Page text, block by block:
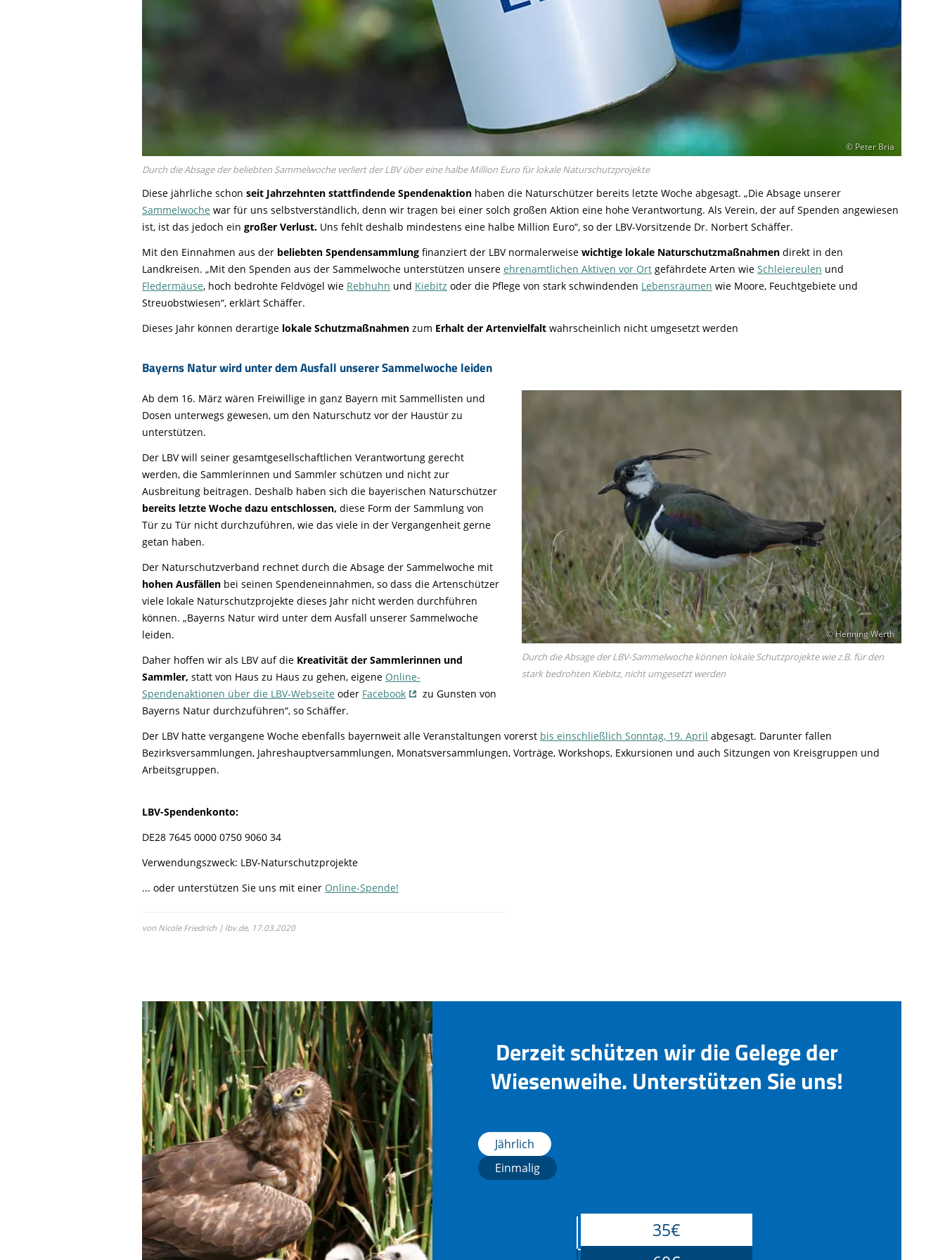
© Peter Bria
Durch die Absage der beliebten Sammelwoche verliert der LBV über eine halbe Million Euro für lokale Naturschutzprojekte
Diese jährliche schon seit Jahrzehnten stattfindende Spendenaktion haben die Naturschützer bereits letzte Woche abgesagt. „Die Absage unserer
Sammelwoche war für uns selbstverständlich, denn wir tragen bei einer solch großen Aktion eine hohe Verantwortung. Als Verein, der auf Spenden angewiesen
ist, ist das jedoch ein großer Verlust. Uns fehlt deshalb mindestens eine halbe Million Euro“, so der LBV-Vorsitzende Dr. Norbert Schäffer.
Mit den Einnahmen aus der beliebten Spendensammlung finanziert der LBV normalerweise wichtige lokale Naturschutzmaßnahmen direkt in den
Landkreisen. „Mit den Spenden aus der Sammelwoche unterstützen unsere ehrenamtlichen Aktiven vor Ort gefährdete Arten wie Schleiereulen und
Fledermäuse, hoch bedrohte Feldvögel wie Rebhuhn und Kiebitz oder die Pflege von stark schwindenden Lebensräumen wie Moore, Feuchtgebiete und
Streuobstwiesen“, erklärt Schäffer.
Dieses Jahr können derartige lokale Schutzmaßnahmen zum Erhalt der Artenvielfalt wahrscheinlich nicht umgesetzt werden
Bayerns Natur wird unter dem Ausfall unserer Sammelwoche leiden
© Henning Werth
Durch die Absage der LBV-Sammelwoche können lokale Schutzprojekte wie z.B. für den
stark bedrohten Kiebitz, nicht umgesetzt werden
Ab dem 16. März wären Freiwillige in ganz Bayern mit Sammellisten und
Dosen unterwegs gewesen, um den Naturschutz vor der Haustür zu
unterstützen.
Der LBV will seiner gesamtgesellschaftlichen Verantwortung gerecht
werden, die Sammlerinnen und Sammler schützen und nicht zur
Ausbreitung beitragen. Deshalb haben sich die bayerischen Naturschützer
bereits letzte Woche dazu entschlossen, diese Form der Sammlung von
Tür zu Tür nicht durchzuführen, wie das viele in der Vergangenheit gerne
getan haben.
Der Naturschutzverband rechnet durch die Absage der Sammelwoche mit
hohen Ausfällen bei seinen Spendeneinnahmen, so dass die Artenschützer
viele lokale Naturschutzprojekte dieses Jahr nicht werden durchführen
können. „Bayerns Natur wird unter dem Ausfall unserer Sammelwoche
leiden.
Daher hoffen wir als LBV auf die Kreativität der Sammlerinnen und
Sammler, statt von Haus zu Haus zu gehen, eigene Online-
Spendenaktionen über die LBV-Webseite oder Facebook
zu Gunsten von
Bayerns Natur durchzuführen“, so Schäffer.
Der LBV hatte vergangene Woche ebenfalls bayernweit alle Veranstaltungen vorerst bis einschließlich Sonntag, 19. April abgesagt. Darunter fallen
Bezirksversammlungen, Jahreshauptversammlungen, Monatsversammlungen, Vorträge, Workshops, Exkursionen und auch Sitzungen von Kreisgruppen und
Arbeitsgruppen.
LBV-Spendenkonto:
DE28 7645 0000 0750 9060 34
Verwendungszweck: LBV-Naturschutzprojekte
... oder unterstützen Sie uns mit einer Online-Spende!
von Nicole Friedrich | lbv.de, 17.03.2020
Derzeit schützen wir die Gelege der
Wiesenweihe. Unterstützen Sie uns!
Jährlich
Einmalig
35€